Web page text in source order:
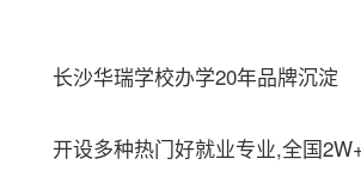
长沙华瑞学校办学20年品牌沉淀
开设多种热门好就业专业,全国